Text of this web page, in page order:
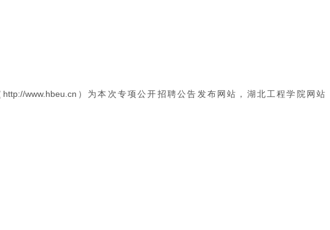
www.hbeu.cn）为本次专项公开招聘公告发布网站，湖北工程学院网站